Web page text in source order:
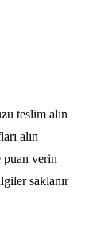
teslim alın
alın
verin
saklanır